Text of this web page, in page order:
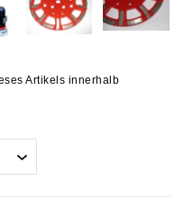
Artikels innerhalb